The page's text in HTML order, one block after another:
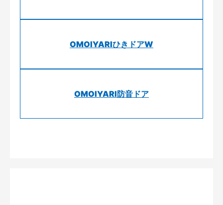
OMOIYARIひきドアW
OMOIYARI防音ドア